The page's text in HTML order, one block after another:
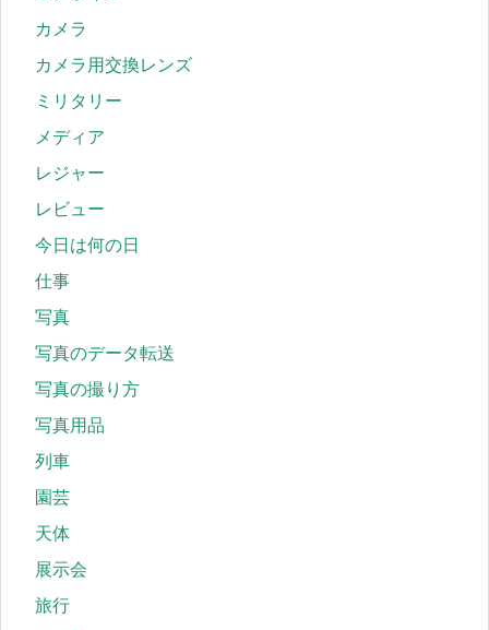
カメラ
カメラ用交換レンズ
ミリタリー
メディア
レジャー
レビュー
今日は何の日
仕事
写真
写真のデータ転送
写真の撮り方
写真用品
列車
園芸
天体
展示会
旅行